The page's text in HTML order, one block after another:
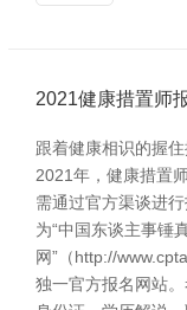
2021健康措置师
跟着健康相识的握
2021年，健康措置
需通过官方渠谈进
为“中国东谈主事锤
网”（http://
独一官方报名网站